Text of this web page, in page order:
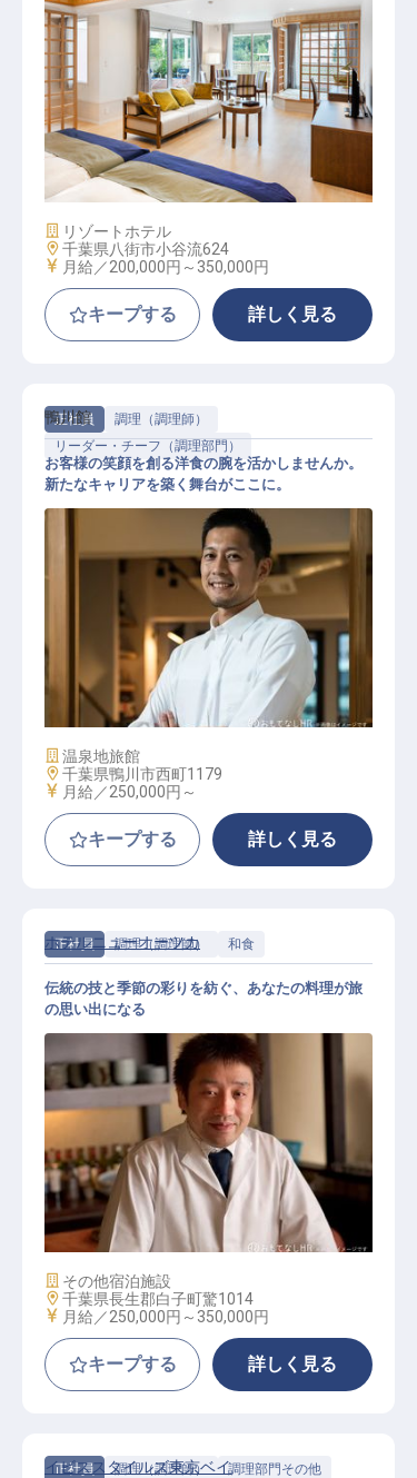
総務・経理・人事 / 正社員
施設業態
リゾートホテル
勤務地
千葉県八街市小谷流624
給与
月給／200,000円～ 350,000円
キープする 詳しく見る
正社員
調理（調理師）
リーダー・チーフ（調理部門）
調理スタッフ（洋食チーフ）
鴨川館
お客様の笑顔を創る洋食の腕を活かしませんか。
新たなキャリアを築く舞台がここに。
施設業態
温泉地旅館
勤務地
千葉県鴨川市西町1179
給与
月給／250,000円～
キープする 詳しく見る
正社員 調理（調理師） 和食
和食調理
ホテルニューオーツカ
伝統の技と季節の彩りを紡ぐ、あなたの料理が旅
の思い出になる
施設業態
その他宿泊施設
勤務地
千葉県長生郡白子町驚1014
給与
月給／250,000円～ 350,000円
キープする 詳しく見る
正社員 調理（調理師） 調理部門その他
イビススタイルズ東京ベイ